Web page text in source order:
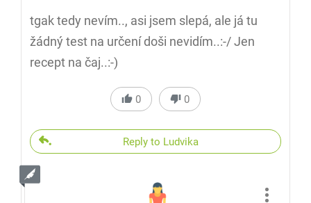
tgak tedy nevím.., asi jsem slepá, ale já tu
žádný test na určení doši nevidím..:-/ Jen
recept na čaj..:-)
0 0
Reply to Ludvika